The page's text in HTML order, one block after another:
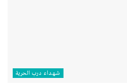
شهداء درب الحرية